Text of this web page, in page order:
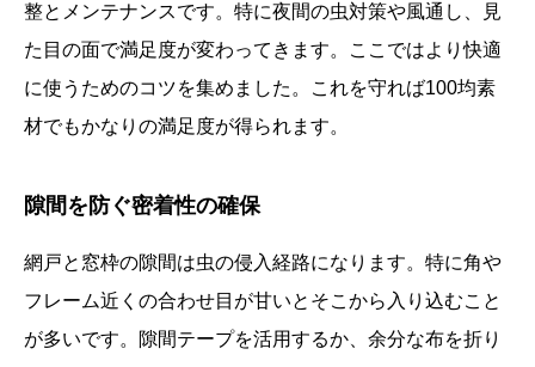
整とメンテナンスです。特に夜間の虫対策や風通し、見
た目の面で満足度が変わってきます。ここではより快適
に使うためのコツを集めました。これを守れば100均素
材でもかなりの満足度が得られます。
隙間を防ぐ密着性の確保
網戸と窓枠の隙間は虫の侵入経路になります。特に角や
フレーム近くの合わせ目が甘いとそこから入り込むこと
が多いです。隙間テープを活用するか、余分な布を折り